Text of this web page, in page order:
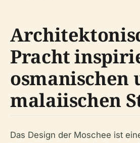
Pracht
osmanischen
malaiischen
Das Design der Moschee ist